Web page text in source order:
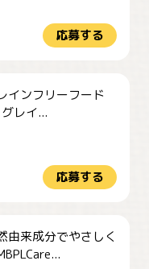
応募する
インフリーフード
レイ...
応募する
由来成分でやさしく